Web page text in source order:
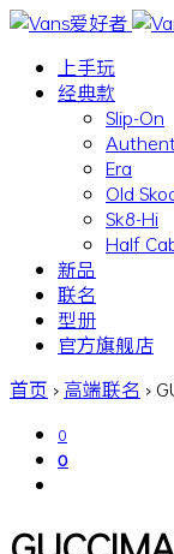
上手玩
经典款
Slip-On
Era
Old
Sk8-Hi
Half
新品
联名
型册
官方旗舰店
首页 › 高端联名 ›
0
0